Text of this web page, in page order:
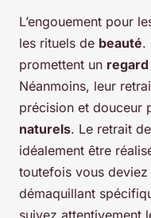
L’engouement pour
les rituels de beauté.
promettent un regard
Néanmoins, leur
précision et douceur
naturels. Le retrait
idéalement être
toutefois vous
démaquillant
suivez attentivement